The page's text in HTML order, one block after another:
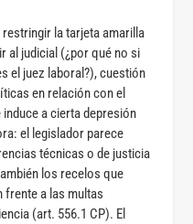
la tarjeta amarilla
al judicial (¿por qué no si
el juez laboral?), cuestión
en relación con el
induce a cierta depresión
el legislador parece
técnicas o de justicia
los recelos que
frente a las multas
(art. 556.1 CP). El